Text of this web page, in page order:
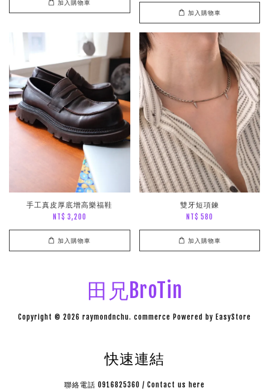
加入購物車
加入購物車
手工真皮厚底增高樂福鞋
NT$ 3,200
加入購物車
雙牙短項鍊
NT$ 580
加入購物車
田兄BroTin
Copyright © 2026 raymondnchu. commerce Powered by EasyStore
快速連結
聯絡電話 0916825360 / Contact us here